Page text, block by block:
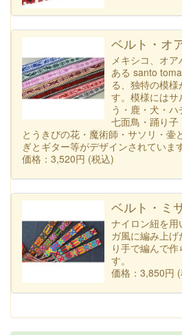
ベルト・オ
メキシコ、オ
ある santo
る、独特の模
す。模様にはサ
う・鹿・犬・ハ
七面鳥・踊り子
とうきびの花・魔術師・サソリ・壷
ぎとギター等がデザインされています
価格：3,520円 (税込)
ベルト・ミ
ナイロン紐を
ガ風に編み上
り手で編んで
す。
価格：3,850円